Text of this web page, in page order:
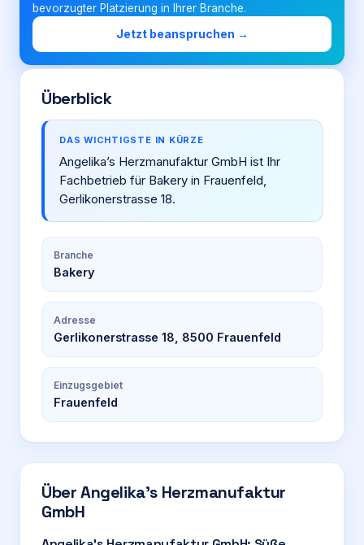
bevorzugter Platzierung in Ihrer Branche.
Jetzt beanspruchen →
Überblick
DAS WICHTIGSTE IN KÜRZE
Angelika’s Herzmanufaktur GmbH ist Ihr
Fachbetrieb für Bakery in Frauenfeld,
Gerlikonerstrasse 18.
Branche
Bakery
Adresse
Gerlikonerstrasse 18, 8500 Frauenfeld
Einzugsgebiet
Frauenfeld
ÜberAngelika’s Herzmanufaktur
GmbH